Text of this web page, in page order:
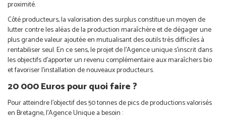
proximité.
Côté producteurs, la valorisation des surplus constitue un moyen de
lutter contre les aléas de la production maraîchère et de dégager une
plus grande valeur ajoutée en mutualisant des outils très difficiles à
rentabiliser seul. En ce sens, le projet de l’Agence unique s’inscrit dans
les objectifs d’apporter un revenu complémentaire aux maraîchers bio
et favoriser l’installation de nouveaux producteurs.
20 000 Euros pour quoi faire ?
Pour atteindre l’objectif des 50 tonnes de pics de productions valorisés
en Bretagne, l’Agence Unique a besoin :